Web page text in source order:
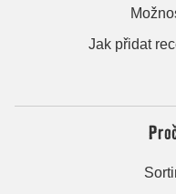
Jak přidat